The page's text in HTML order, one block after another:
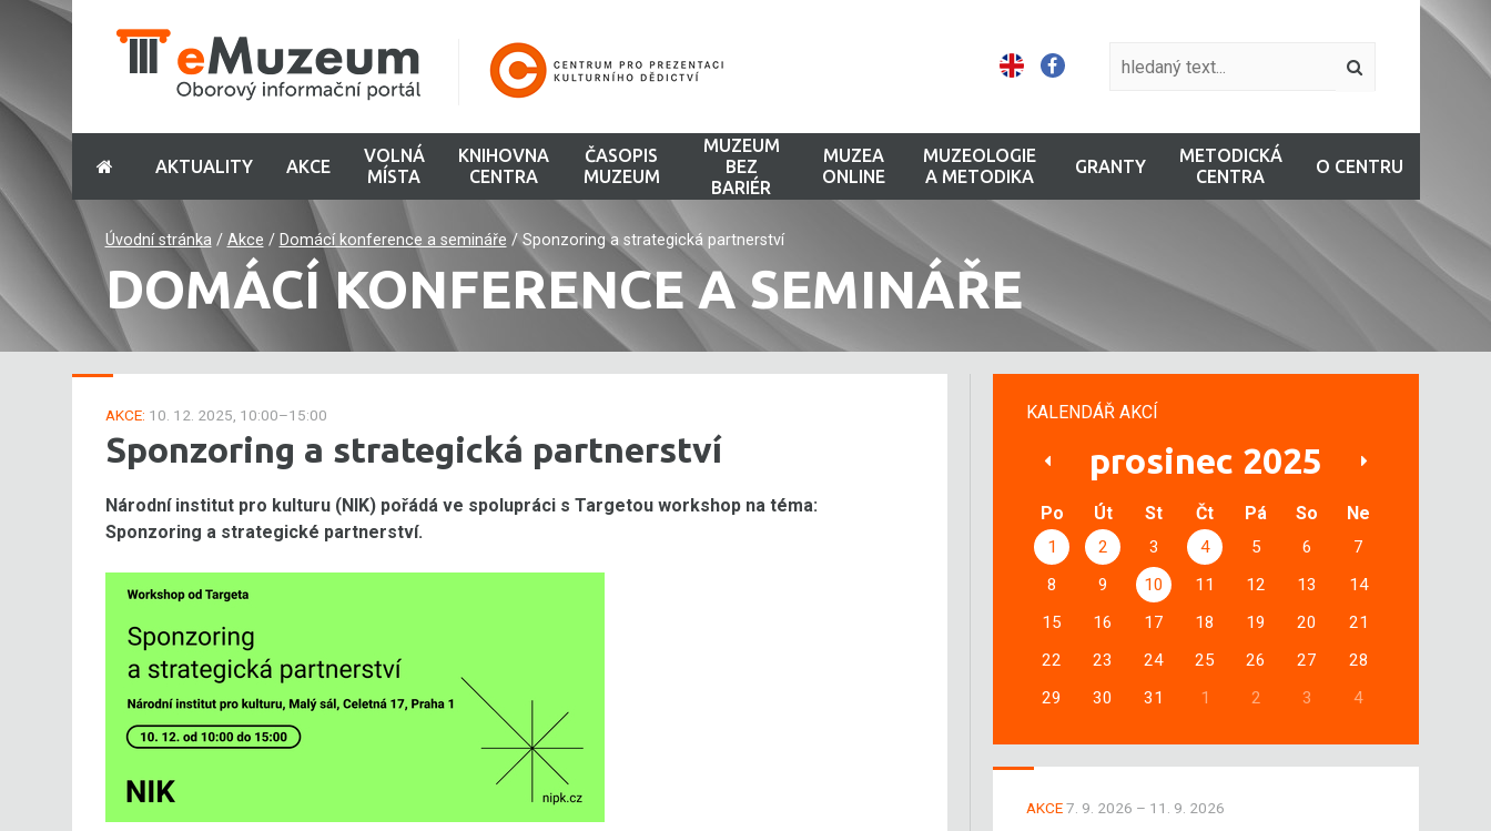
AKTUALITY AKCE
VOLNÁ
MÍSTA
KNIHOVNA
CENTRA
ČASOPIS
MUZEUM
MUZEUM
BEZ
BARIÉR
MUZEA
ONLINE
MUZEOLOGIE
A METODIKA
GRANTY
METODICKÁ
CENTRA
O CENTRU
Úvodní stránka/ Akce / Domácí konference a semináře /Sponzoring a strategická partnerství
DOMÁCÍ KONFERENCE A SEMINÁŘE
AKCE: 10. 12. 2025, 10:00–15:00
Sponzoring a strategická partnerství
Národní institut pro kulturu (NIK) pořádá ve spolupráci s Targetou workshop na téma:
Sponzoring a strategické partnerství.
KALENDÁŘ AKCÍ
prosinec 2025
Po Út St Čt Pá So Ne
1 2 3 4 5 6
7
8
9 10 11 12 13
14
15
16 17 18 19 20
21
22
23 24 25 26 27
28
29
30 31 1 2 3 4
AKCE7. 9. 2026 – 11. 9. 2026